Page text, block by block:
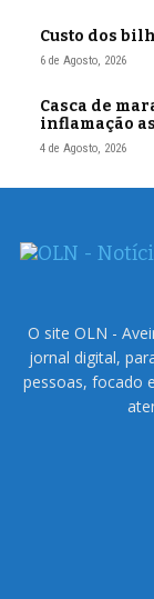
Custo dos
6 de Agosto, 2026
Casca de
inflamação
4 de Agosto, 2026
O site OLN -
jornal digital,
pessoas, focado